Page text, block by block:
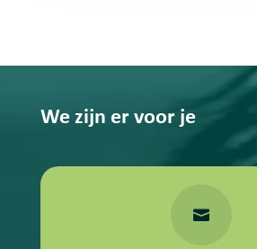
We zijn er voor je
